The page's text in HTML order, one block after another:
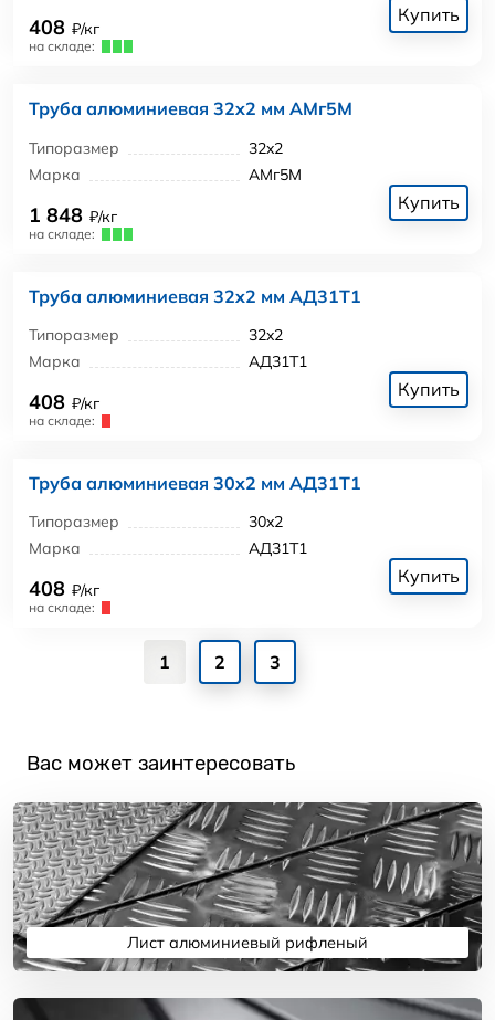
408 ₽/кг
на складе:
Купить
Труба алюминиевая 32x2 мм АМг5М
Типоразмер
32x2
Марка
АМг5М
1 848 ₽/кг
на складе:
Купить
Труба алюминиевая 32x2 мм АД31Т1
Типоразмер
32x2
Марка
АД31Т1
408 ₽/кг
на складе:
Купить
Труба алюминиевая 30x2 мм АД31Т1
Типоразмер
30x2
Марка
АД31Т1
408 ₽/кг
на складе:
Купить
1 2 3
Вас может заинтересовать
Лист алюминиевый рифленый
Подробнее